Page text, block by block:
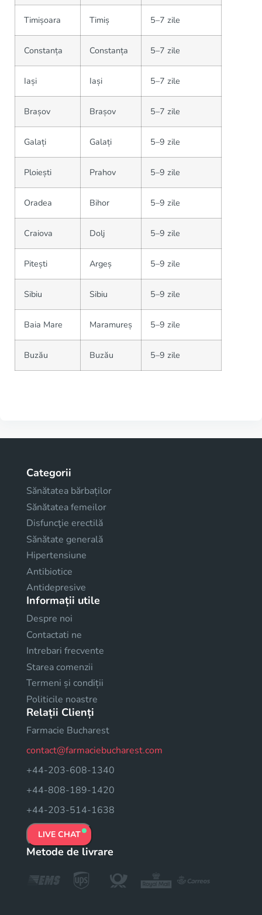
Timișoara Timiș 5–7 zile
Constanța Constanța 5–7 zile
Iași Iași 5–7 zile
Brașov Brașov 5–7 zile
Galați Galați 5–9 zile
Ploiești Prahov 5–9 zile
Oradea Bihor 5–9 zile
Craiova Dolj 5–9 zile
Pitești Argeș 5–9 zile
Sibiu Sibiu 5–9 zile
Baia Mare Maramureș 5–9 zile
Buzău Buzău 5–9 zile
Categorii
Sănătatea bărbaților
Sănătatea femeilor
Disfuncţie erectilă
Sănătate generală
Hipertensiune
Antibiotice
Antidepresive
Informații utile
Despre noi
Contactati ne
Intrebari frecvente
Starea comenzii
Termeni și condiții
Politicile noastre
Relații Clienți
Farmacie Bucharest
contact@farmaciebucharest.com
+44-203-608-1340
+44-808-189-1420
+44-203-514-1638
LIVE CHAT
Metode de livrare